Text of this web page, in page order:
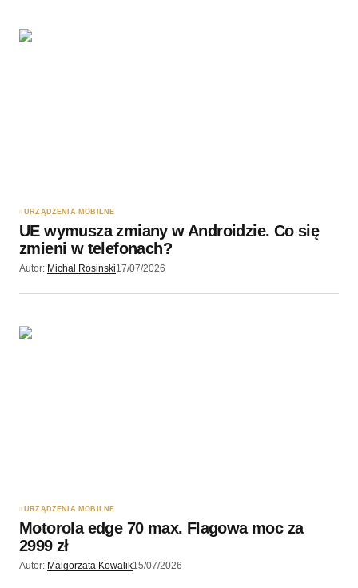
URZĄDZENIA MOBILNE
UE wymusza zmiany w Androidzie. Co się
zmieni w telefonach?
Autor: Michał Rosiński17/07/2026
URZĄDZENIA MOBILNE
Motorola edge 70 max. Flagowa moc za
2999 zł
Autor: Malgorzata Kowalik15/07/2026